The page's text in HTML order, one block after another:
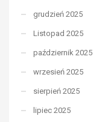
grudzień 2025
Listopad 2025
październik 2025
wrzesień 2025
sierpień 2025
lipiec 2025